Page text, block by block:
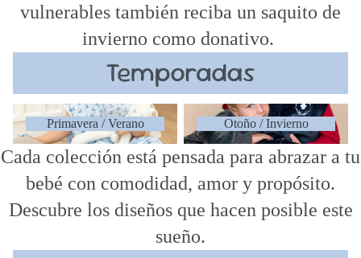
vulnerables también reciba un saquito de
invierno como donativo.
Primavera / Verano
Primavera / Verano
Otoño / Invierno
Otoño / Invierno
Cada colección está pensada para abrazar a tu
bebé con comodidad, amor y propósito.
Descubre los diseños que hacen posible este
sueño.